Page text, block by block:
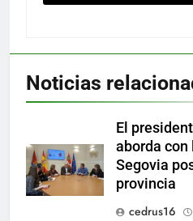
Noticias
El
aborda con
Segovia
provincia
cedrus16